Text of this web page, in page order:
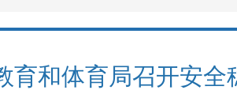
育和体育局召开安